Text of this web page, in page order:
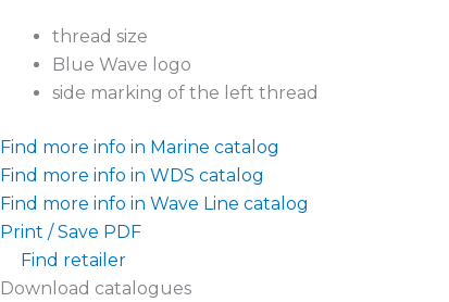
thread size
Blue Wave logo
side marking of the left thread
Find more info in Marine catalog
Find more info in WDS catalog
Find more info in Wave Line catalog
Print / Save PDF
Find retailer
Download catalogues